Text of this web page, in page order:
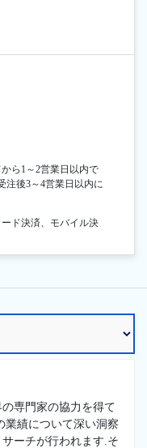
ら1～2営業日以内で
注後3～4営業日以内に
ド決済、モバイル決
専門家の協力を得て
業績について深い洞察
ーチが行われます.そ